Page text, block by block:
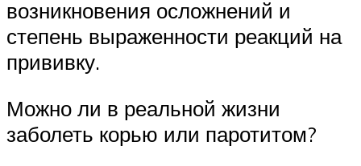
возникновения осложнений и
степень выраженности реакций на
прививку.
Можно ли в реальной жизни
заболеть корью или паротитом?